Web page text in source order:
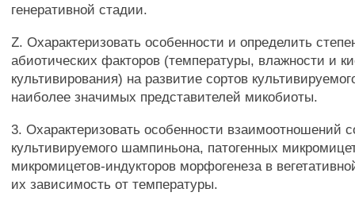
генеративной стадии.
Z. Охарактеризовать особенности и определить
абиотических факторов (температуры, влажности и
культивирования) на развитие сортов
наиболее значимых представителей микобиоты.
3. Охарактеризовать особенности взаимоотношений
культивируемого шампиньона, патогенных
микромицетов-индукторов морфогенеза в
их зависимость от температуры.